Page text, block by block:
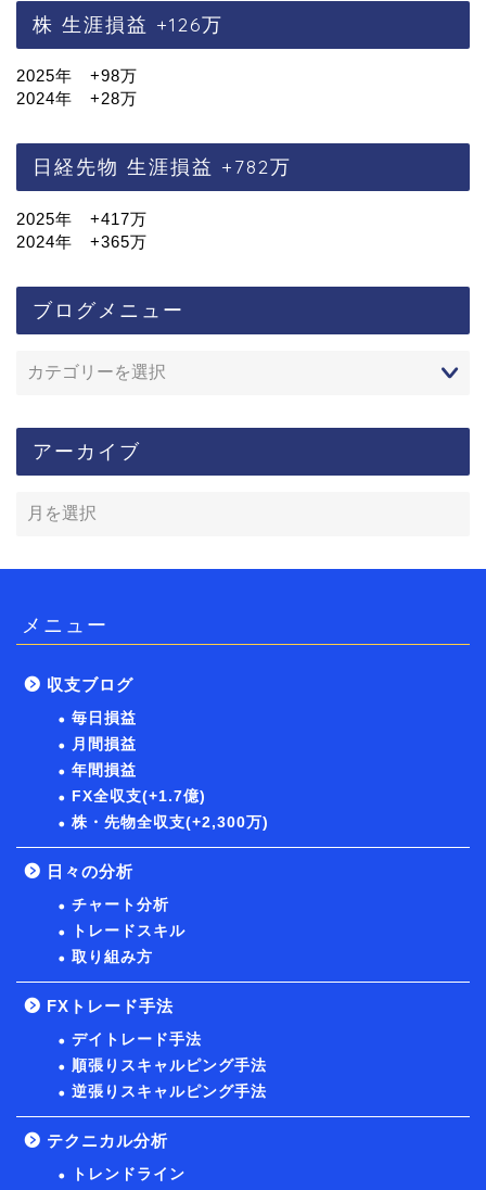
株 生涯損益 +126万
2025年 +98万
2024年 +28万
日経先物 生涯損益 +782万
2025年 +417万
2024年 +365万
ブログメニュー
アーカイブ
メニュー
収支ブログ
毎日損益
月間損益
年間損益
FX全収支(+1.7億)
株・先物全収支(+2,300万)
日々の分析
チャート分析
トレードスキル
取り組み方
FXトレード手法
デイトレード手法
順張りスキャルピング手法
逆張りスキャルピング手法
テクニカル分析
トレンドライン